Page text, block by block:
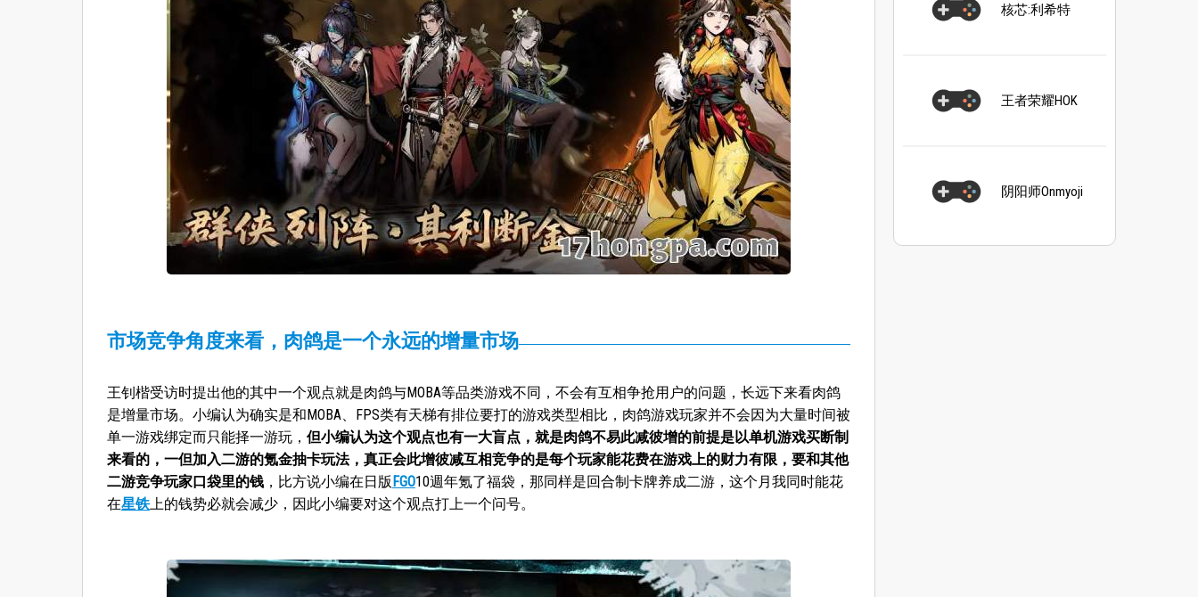
市场竞争角度来看，肉鸽是一个永远的增量市场
王钊楷受访时提出他的其中一个观点就是肉鸽与MOBA等品类游戏不同，不会有互相争抢用户的问题，长远下来看肉鸽
是增量市场。小编认为确实是和MOBA、FPS类有天梯有排位要打的游戏类型相比，肉鸽游戏玩家并不会因为大量时间被
单一游戏绑定而只能择一游玩， 但小编认为这个观点也有一大盲点，就是肉鸽不易此减彼增的前提是以单机游戏买断制
来看的，一但加入二游的氪金抽卡玩法，真正会此增彼减互相竞争的是每个玩家能花费在游戏上的财力有限，要和其他
二游竞争玩家口袋里的钱，比方说小编在日版 FGO10週年氪了福袋，那同样是回合制卡牌养成二游，这个月我同时能花
在星铁上的钱势必就会减少，因此小编要对这个观点打上一个问号。
核芯:利希特
王者荣耀HOK
阴阳师Onmyoji